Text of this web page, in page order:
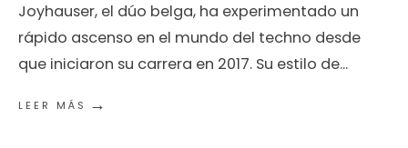
Joyhauser, el dúo belga, ha experimentado un
rápido ascenso en el mundo del techno desde
que iniciaron su carrera en 2017. Su estilo de...
LEER MÁS →